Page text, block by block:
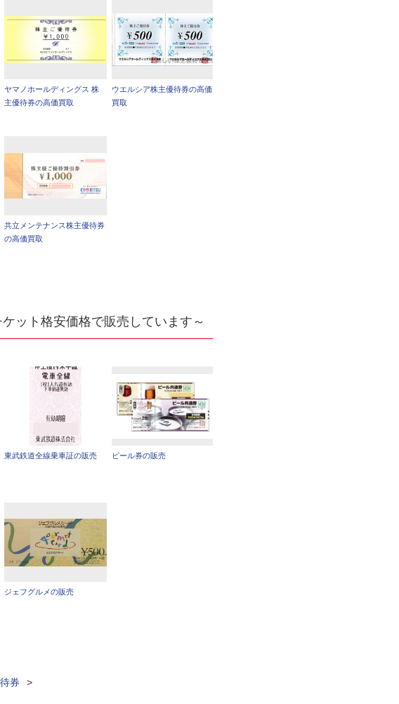
ヤマノホールディングス 株
主優待券の高価買取
ウエルシア株主優待券の高価
買取
共立メンテナンス株主優待券
の高価買取
ケット格安価格で販売しています～
東武鉄道全線乗車証の販売 ビール券の販売
ジェフグルメの販売
券
>